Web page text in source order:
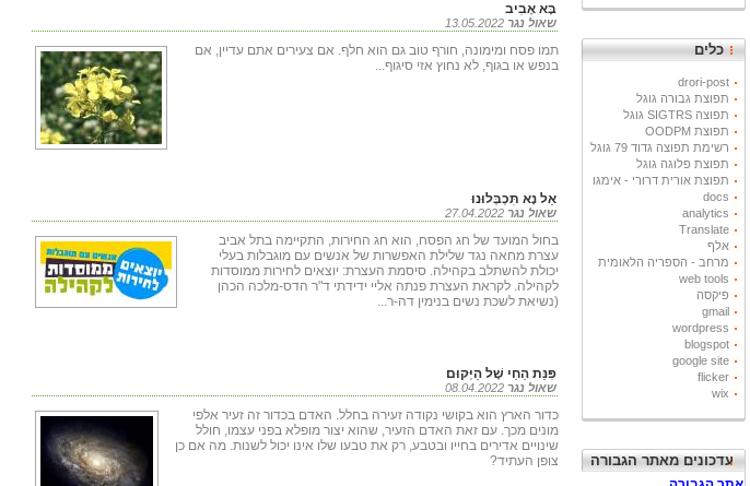
כלים
drori-post
תפוצת גבורה גוגל
תפוצה SIGTRS גוגל
תפוצת OODPM
רשימת תפוצה גדוד 79 גוגל
תפוצת פלוגה גוגל
תפוצת אורית דרורי - אימגו
docs
analytics
Translate
אלף
מרחב - הספריה הלאומית
web tools
פיקסה
gmail
wordpress
blogspot
google site
flicker
wix
עדכונים מאתר הגבורה
בָּא אָבִיב
שאול נגר
תמו פסח ומימונה, חורף טוב גם הוא חלף. אם צעירים אתם עדיין, אם
בנפש או בגוף, לא נחוץ אזי סיגוף...
אַל נָא תִּכְבְּלוּנוּ
שאול נגר
בחול המועד של חג הפסח, הוא חג החירות, התקיימה בתל אביב
עצרת מחאה נגד שלילת האפשרות של אנשים עם מוגבלות בעלי
יכולת להשתלב בקהילה. סיסמת העצרת: יוצאים לחירות ממוסדות
לקהילה. לקראת העצרת פנתה אליי ידידתי ד"ר הדס-מלכה הכהן
(נשיאת לשכת נשים בנימין דה-ר...
פִּנַּת הַחַי שֶׁל הַיְּקוּם
שאול נגר
כדור הארץ הוא בקושי נקודה זעירה בחלל. האדם בכדור זה זעיר אלפי
מונים מכך. עם זאת האדם הזעיר, שהוא יצור מופלא בפני עצמו, חולל
שינויים אדירים בחייו ובטבע, רק את טבעו שלו אינו יכול לשנות. מה אם כן
צופן העתיד?